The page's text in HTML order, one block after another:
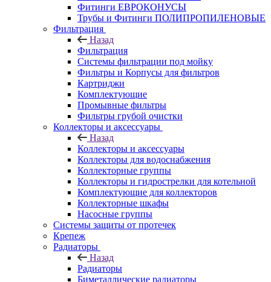
Фитинги ЕВРОКОНУСЫ
Трубы и Фитинги ПОЛИПРОПИЛЕНОВЫЕ
Фильтрация
Назад
Фильтрация
Системы фильтрации под мойку
Фильтры и Корпусы для фильтров
Картриджи
Комплектующие
Промывные фильтры
Фильтры грубой очистки
Коллекторы и аксессуары
Назад
Коллекторы и аксессуары
Коллекторы для водоснабжения
Коллекторные группы
Коллекторы и гидрострелки для котельной
Комплектующие для коллекторов
Коллекторные шкафы
Насосные группы
Системы защиты от протечек
Крепеж
Радиаторы
Назад
Радиаторы
Биметаллические радиаторы